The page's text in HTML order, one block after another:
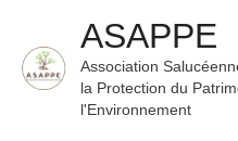
contenu
ASAPPE
Association
la Protection du
l'Environnement